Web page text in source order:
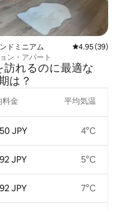
ドミニアム レビュー39
4.95 (39)
ン・アパート
れ⁠るの⁠に最⁠適⁠な
は⁠？
料金
JPY
JPY
JPY
平均気温
4°C
5°C
7°C